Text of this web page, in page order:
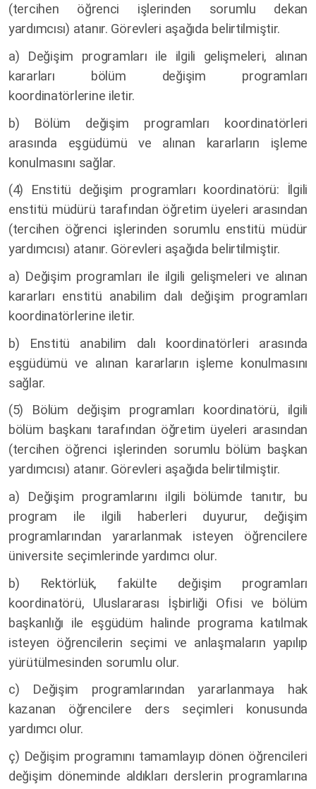
(tercihen öğrenci işlerinden sorumlu dekan
yardımcısı) atanır. Görevleri aşağıda belirtilmiştir.
a) Değişim programları ile ilgili gelişmeleri, alınan
kararları bölüm değişim programları
koordinatörlerine iletir.
b) Bölüm değişim programları koordinatörleri
arasında eşgüdümü ve alınan kararların işleme
konulmasını sağlar.
(4)
Enstitü değişim programları koordinatörü: İlgili
enstitü müdürü tarafından öğretim üyeleri arasından
(tercihen öğrenci işlerinden sorumlu enstitü müdür
yardımcısı) atanır. Görevleri aşağıda belirtilmiştir.
a) Değişim programları ile ilgili gelişmeleri ve alınan
kararları enstitü anabilim dalı değişim programları
koordinatörlerine iletir.
b) Enstitü anabilim dalı koordinatörleri arasında
eşgüdümü ve alınan kararların işleme konulmasını
sağlar.
(5) Bölüm değişim programları koordinatörü, ilgili
bölüm başkanı tarafından öğretim üyeleri arasından
(tercihen öğrenci işlerinden sorumlu bölüm başkan
yardımcısı) atanır. Görevleri aşağıda belirtilmiştir.
a) Değişim programlarını ilgili bölümde tanıtır, bu
program ile ilgili haberleri duyurur, değişim
programlarından yararlanmak isteyen öğrencilere
üniversite seçimlerinde yardımcı olur.
b) Rektörlük, fakülte değişim programları
koordinatörü, Uluslararası İşbirliği Ofisi ve bölüm
başkanlığı ile eşgüdüm halinde programa katılmak
isteyen öğrencilerin seçimi ve anlaşmaların yapılıp
yürütülmesinden sorumlu olur.
c) Değişim programlarından yararlanmaya hak
kazanan öğrencilere ders seçimleri konusunda
yardımcı olur.
ç) Değişim programını tamamlayıp dönen öğrencileri
değişim döneminde aldıkları derslerin programlarına